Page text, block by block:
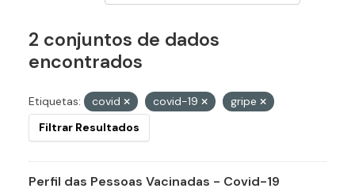
2 conjuntos de dados
encontrados
Etiquetas: covid covid-19
gripe
Filtrar Resultados
Perfil das Pessoas Vacinadas - Covid-19